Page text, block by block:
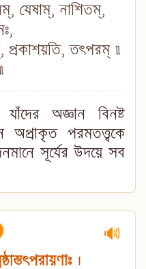
যেষাম্, নাশিতম্,
প্রকাশয়তি, তৎপরম্ ॥
যাঁদের অজ্ঞান বিনষ্ট
অপ্রাকৃত পরমতত্ত্বকে
সূর্যের উদয়ে সব
🔊
।